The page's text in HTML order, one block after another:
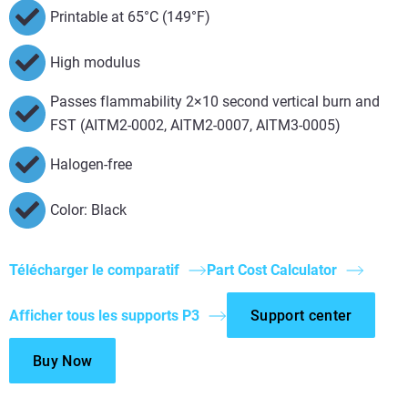
Printable at 65°C (149°F)
High modulus
Passes flammability 2×10 second vertical burn and
FST (AITM2-0002, AITM2-0007, AITM3-0005)
Halogen-free
Color: Black
Télécharger le comparatif Part Cost Calculator
Afficher tous les supports P3 Support center
Buy Now